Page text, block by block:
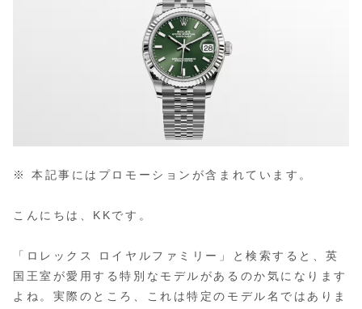
※ 本記事にはプロモーションが含まれています。
こんにちは、KKです。
「ロレックス ロイヤルファミリー」と検索すると、英
国王室が愛用する特別なモデルがあるのか気になります
よね。実際のところ、これは特定のモデル名ではありま